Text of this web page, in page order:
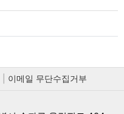
이메일 무단수집거부